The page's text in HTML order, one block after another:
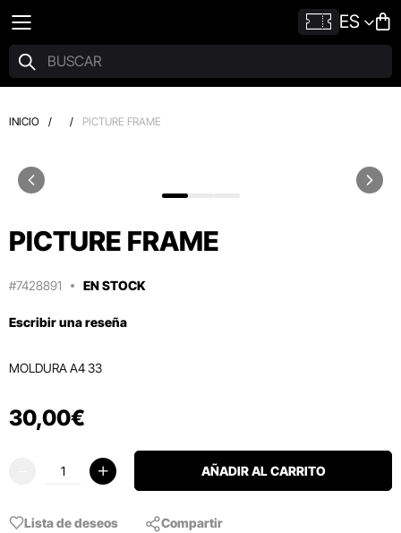
ES
INICIO / / PICTURE FRAME
PICTURE FRAME
#7428891 EN STOCK
Escribir una reseña
MOLDURA A4 33
30,00€
AÑADIR AL CARRITO
Lista de deseos Compartir